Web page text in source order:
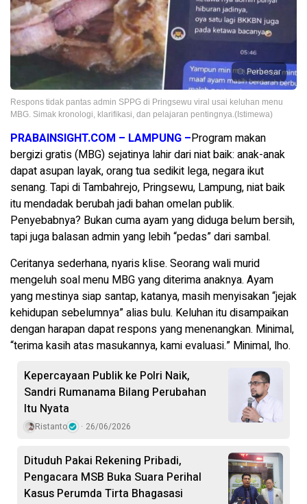
Perbesar
Respons tidak pantas admin SPPG di Pringsewu viral usai keluhan menu
MBG. Simak kronologi, klarifikasi, dan pelajaran pentingnya.(Istimewa)
PRABAINSIGHT.COM – LAMPUNG –Program makan
bergizi gratis (MBG) sejatinya lahir dari niat baik: anak-anak
dapat asupan layak, orang tua sedikit lega, negara ikut
senang. Tapi di Tambahrejo, Pringsewu, Lampung, niat baik
itu mendadak berubah jadi bahan omelan publik.
Penyebabnya? Bukan cuma ayam yang diduga belum bersih,
tapi juga balasan admin yang lebih “pedas” dari sambal.
Ceritanya sederhana, nyaris klise. Seorang wali murid
mengeluh soal menu MBG yang diterima anaknya. Ayam
yang mestinya siap santap, katanya, masih menyisakan “jejak
kehidupan sebelumnya” alias bulu. Keluhan itu disampaikan
dengan harapan dapat respons yang menenangkan. Minimal,
“terima kasih atas masukannya, kami evaluasi.” Minimal, lho.
Kepercayaan Publik ke Polri Naik,
Sandri Rumanama Bilang Perubahan
Itu Nyata
Ristanto 26/06/2026
Dituduh Pakai Rekening Pribadi,
Pengacara MSB Buka Suara Perihal
Kasus Perumda Tirta Bhagasasi